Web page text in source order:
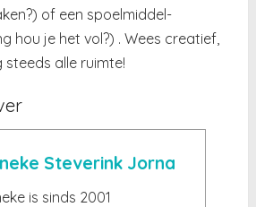
of een spoelmiddel-
hou je het vol?) . Wees creatief,
alle ruimte!
Steverink Jorna
is sinds 2001